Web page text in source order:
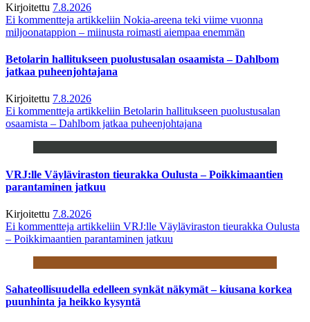
Kirjoitettu 7.8.2026
Ei kommentteja artikkeliin Nokia-areena teki viime vuonna
miljoonatappion – miinusta roimasti aiempaa enemmän
Betolarin hallitukseen puolustusalan osaamista – Dahlbom
jatkaa puheenjohtajana
Kirjoitettu 7.8.2026
Ei kommentteja artikkeliin Betolarin hallitukseen puolustusalan
osaamista – Dahlbom jatkaa puheenjohtajana
VRJ:lle Väyläviraston tieurakka Oulusta – Poikkimaantien
parantaminen jatkuu
Kirjoitettu 7.8.2026
Ei kommentteja artikkeliin VRJ:lle Väyläviraston tieurakka Oulusta
– Poikkimaantien parantaminen jatkuu
Sahateollisuudella edelleen synkät näkymät – kiusana korkea
puunhinta ja heikko kysyntä